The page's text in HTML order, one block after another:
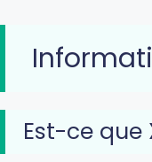
Est-ce que